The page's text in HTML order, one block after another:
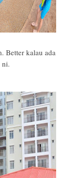
Better kalau ada
ni.